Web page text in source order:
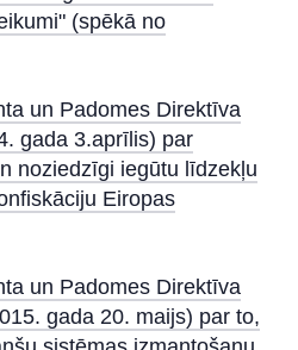
(spēkā no
un Padomes Direktīva
gada 3.aprīlis) par
noziedzīgi iegūtu līdzekļu
Eiropas
un Padomes Direktīva
gada 20. maijs) par to,